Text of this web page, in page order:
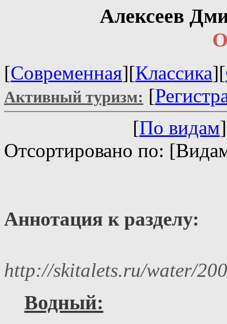
Алексеев
[Современная][Классика][
Активный туризм: [
[По видам
Отсортировано по:
Аннотация к разделу:
http://skitalets.ru/water/
Водный: